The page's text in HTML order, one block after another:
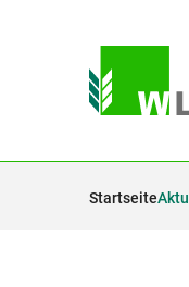
Startseite